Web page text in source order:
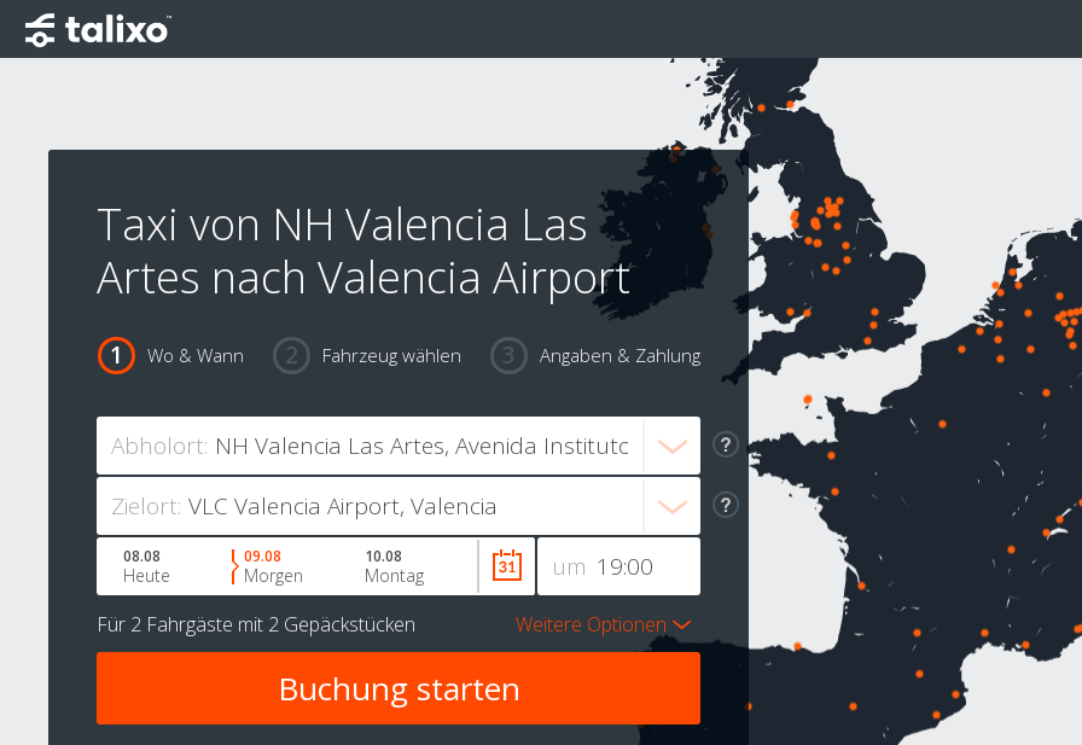
Taxi von NH Valencia Las
Artes nach Valencia Airport
Wo & Wann Fahrzeug wählen Angaben & Zahlung
Abholort:
Zielort:
um
08.08
Heute
09.08
Morgen
10.08
Montag
Für 2 Fahrgäste mit 2 Gepäckstücken Weitere Optionen